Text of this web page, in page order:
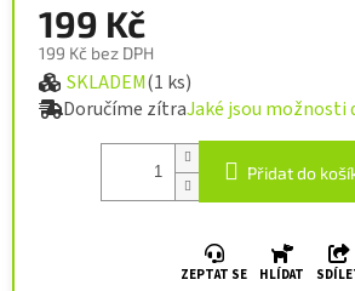
199 Kč
199 Kč bez DPH
Měrná cena:
SKLADEM(1 ks)
Doručíme zítraJaké jsou možnosti
Přidat do
ZEPTAT SE HLÍDAT